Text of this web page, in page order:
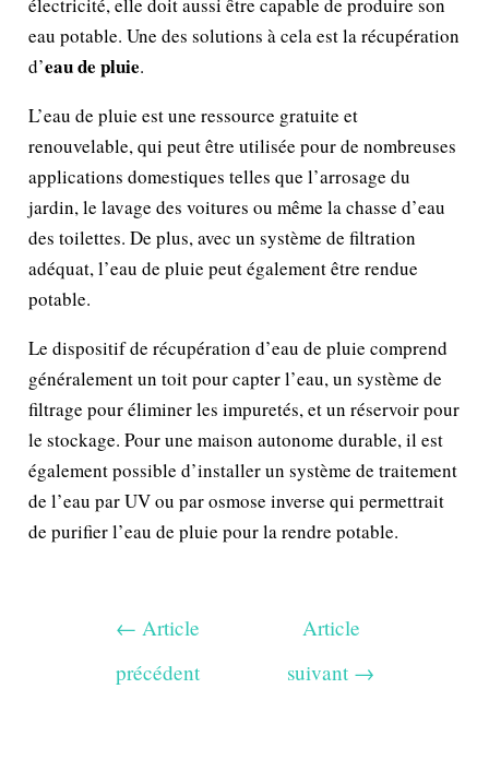
eau potable. Une des solutions à cela est la récupération
d’eau de pluie.
L’eau de pluie est une ressource gratuite et
renouvelable, qui peut être utilisée pour de nombreuses
applications domestiques telles que l’arrosage du
jardin, le lavage des voitures ou même la chasse d’eau
des toilettes. De plus, avec un système de filtration
adéquat, l’eau de pluie peut également être rendue
potable.
Le dispositif de récupération d’eau de pluie comprend
généralement un toit pour capter l’eau, un système de
filtrage pour éliminer les impuretés, et un réservoir pour
le stockage. Pour une maison autonome durable, il est
également possible d’installer un système de traitement
de l’eau par UV ou par osmose inverse qui permettrait
de purifier l’eau de pluie pour la rendre potable.
← Article
précédent
Article
suivant →